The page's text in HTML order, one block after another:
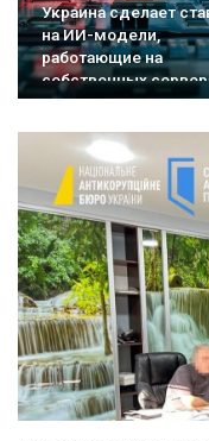
Украина сделает
на ИИ-модели,
работающие на
собственных